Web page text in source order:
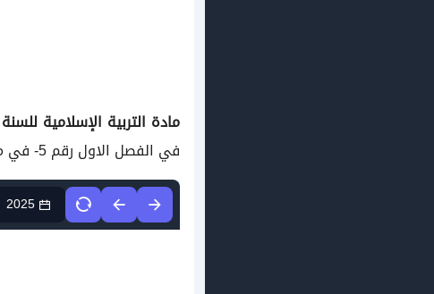
مادة التربية الإسلامية
في الفصل الاول رقم 5- في مادة التربية الإسلامية
2025